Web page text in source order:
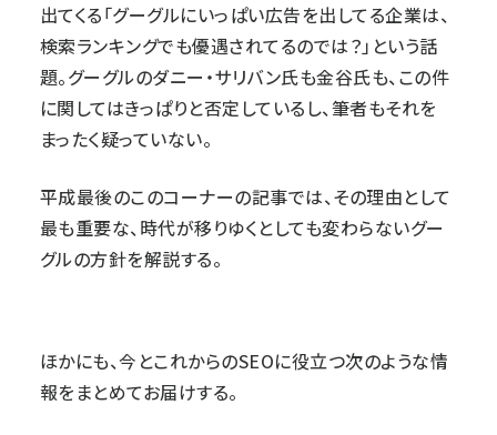
出てくる「グーグルにいっぱい広告を出してる企業は、
検索ランキングでも優遇されてるのでは？」という話
題。グーグルのダニー・サリバン氏も金谷氏も、この件
に関してはきっぱりと否定しているし、筆者もそれを
まったく疑っていない。
平成最後のこのコーナーの記事では、その理由として
最も重要な、時代が移りゆくとしても変わらないグー
グルの方針を解説する。
ほかにも、今とこれからのSEOに役立つ次のような情
報をまとめてお届けする。